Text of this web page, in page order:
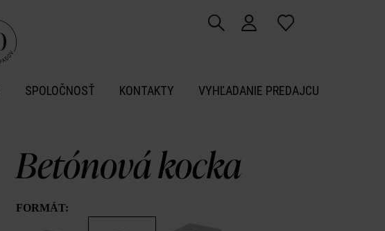
SPOLOČNOSŤ KONTAKTY VYHĽADANIE PREDAJCU
Betónová kocka
FORMÁT: